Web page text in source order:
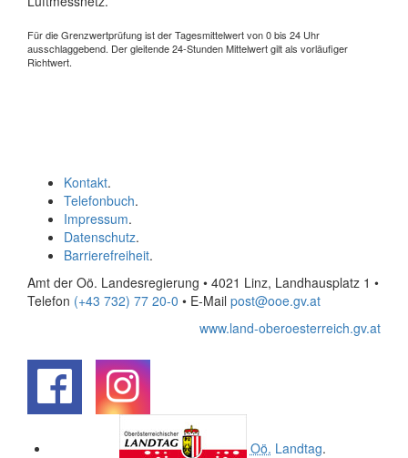
Für die Grenzwertprüfung ist der Tagesmittelwert von 0 bis 24 Uhr
ausschlaggebend. Der gleitende 24-Stunden Mittelwert gilt als vorläufiger
Richtwert.
Kontakt.
Telefonbuch.
Impressum.
Datenschutz.
Barrierefreiheit.
Amt der Oö. Landesregierung • 4021 Linz, Landhausplatz 1 •
Telefon (+43 732) 77 20-0 • E-Mail post@ooe.gv.at
www.land-oberoesterreich.gv.at
Oö. Landtag.